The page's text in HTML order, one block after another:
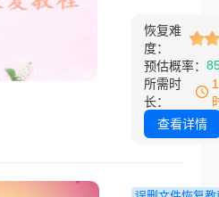
南！
统盘已经接
和。这不仅
电脑的运行
还可能导致
装失败、系
间变得尤为
恢复难
度：
预估概率：
所需时
长：
查看详情